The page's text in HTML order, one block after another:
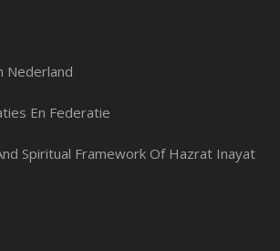
Nederland
En Federatie
Spiritual Framework Of Hazrat Inayat